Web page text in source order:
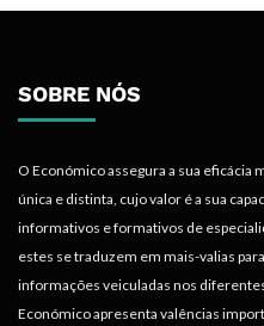
SOBRE NÓS
O Económico assegura a sua eficácia
única e distinta, cujo valor é a sua
informativos e formativos de
estes se traduzem em mais-valias
informações veiculadas nos
Económico apresenta valências